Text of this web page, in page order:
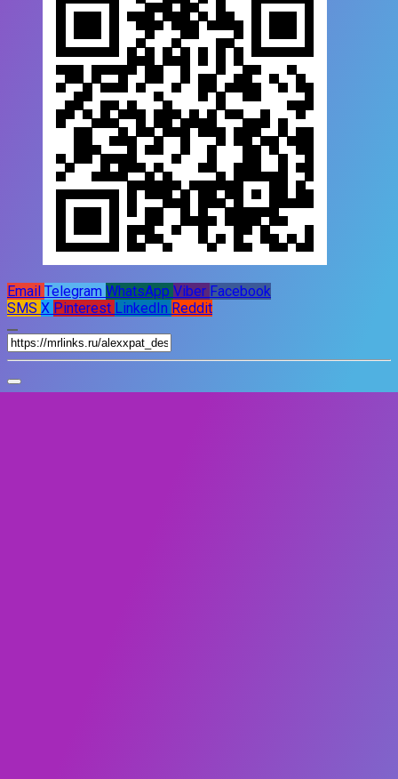
Email Telegram WhatsApp Viber Facebook
SMS X Pinterest LinkedIn Reddit